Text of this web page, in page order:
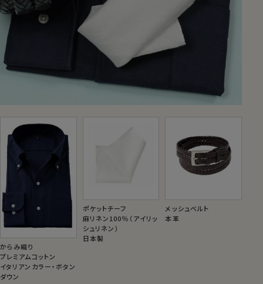
からみ織り
プレミアムコットン
イタリアンカラー・ボタン
ダウン
ポケットチーフ
麻リネン100％（アイリッ
シュリネン）
日本製
メッシュベルト
本革